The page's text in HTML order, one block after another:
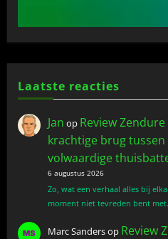
Laatste reacties
Jan op Review
krachtige brug
volwaardige
6 augustus 2026
Zo, wat een verhaal alles bij
moment niet tevreden bent
Marc Sandersop Review